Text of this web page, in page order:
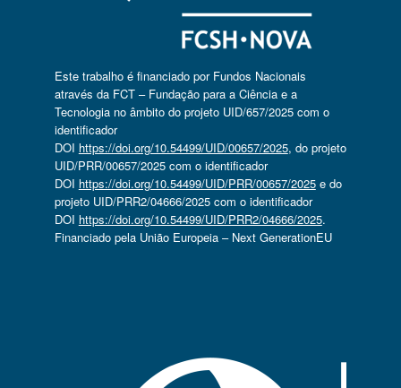
Este trabalho é financiado por Fundos Nacionais
através da FCT – Fundação para a Ciência e a
Tecnologia no âmbito do projeto UID/657/2025 com o
identificador
DOI https://doi.org/10.54499/UID/00657/2025, do projeto
UID/PRR/00657/2025 com o identificador
DOI https://doi.org/10.54499/UID/PRR/00657/2025e do
projeto UID/PRR2/04666/2025 com o identificador
DOI https://doi.org/10.54499/UID/PRR2/04666/2025.
Financiado pela União Europeia – Next GenerationEU